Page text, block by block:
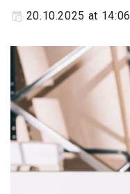
20.10.2025 at 14:06